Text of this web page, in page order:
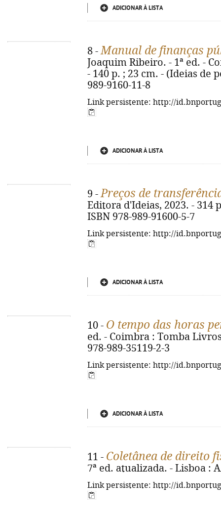
ADICIONAR À LISTA
8 -Manual de finanças
Joaquim Ribeiro. - 1ª ed. -
- 140 p. ; 23 cm. - (Ideias de
989-9160-11-8
Link persistente: http://
ADICIONAR À LISTA
9 -Preços de
Editora d'Ideias, 2023. - 314
ISBN 978-989-91600-5-7
Link persistente: http://
ADICIONAR À LISTA
10 - O tempo das horas
ed. - Coimbra : Tomba
978-989-35119-2-3
Link persistente: http://
ADICIONAR À LISTA
11 - Coletânea de direito
7ª ed. atualizada. - Lisboa :
Link persistente: http://